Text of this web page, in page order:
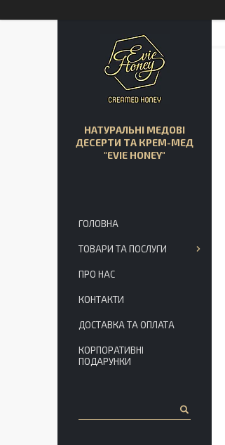
НАТУРАЛЬНІ МЕДОВІ
ДЕСЕРТИ ТА КРЕМ-МЕД
"EVIE HONEY"
ГОЛОВНА
ТОВАРИ ТА ПОСЛУГИ
ПРО НАС
КОНТАКТИ
ДОСТАВКА ТА ОПЛАТА
КОРПОРАТИВНІ
ПОДАРУНКИ